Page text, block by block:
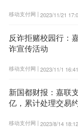
移动支付网 | 2023/11/21
反诈拒赌校园行：
诈宣传活动
移动支付网 | 2023/11/1
新国都财报：嘉联
亿，累计处理交易
移动支付网 | 2023/8/14